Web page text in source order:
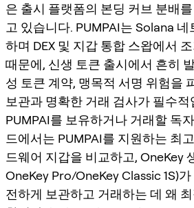
은 출시 플랫폼의 본딩 커브 분배
고 있습니다. PUMPAI는 Solana
하며 DEX 및 지갑 통합 스왑에서
때문에, 신생 토큰 출시에서 흔히
성 토큰 계약, 맹목적 서명 위험을
보관과 명확한 거래 검사가 필수
PUMPAI를 보유하거나 거래할 독
드에서는 PUMPAI를 지원하는 최
드웨어 지갑을 비교하고, OneKey
OneKey Pro/OneKey Classic 1S)
전하게 보관하고 거래하는 데 왜